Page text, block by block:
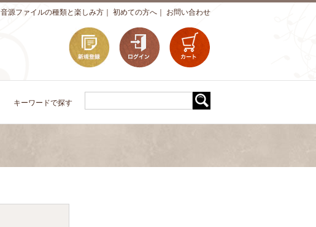
お問い合わせ
初めての方へ
音源ファイルの種類と楽しみ方
キーワードで探す